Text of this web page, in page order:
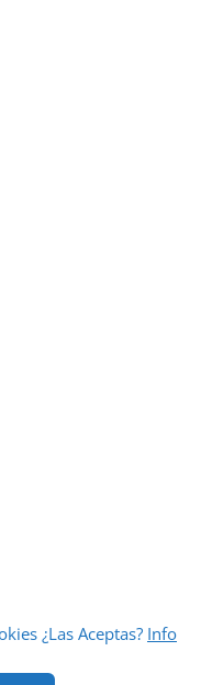
¿Las Aceptas? Info